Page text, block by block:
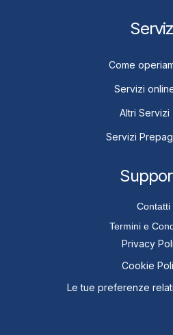
Come
Servizi
Altri Servizi
Servizi
Contatti
Termini e
Privacy
Cookie
Le tue preferenze